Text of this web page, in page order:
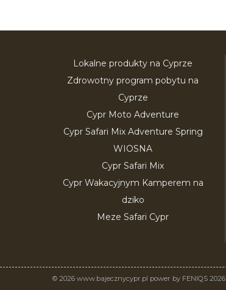
Lokalne produkty na Cyprze
Zdrowotny program pobytu na
Cyprze
Cypr Moto Adventure
Cypr Safari Mix Adventure Spring
WIOSNA
Cypr Safari Mix
Cypr Wakacyjnym Kamperem na
dziko
Meze Safari Cypr
© 2026 www.bajecznycypr.pl power by FENIQS 2026